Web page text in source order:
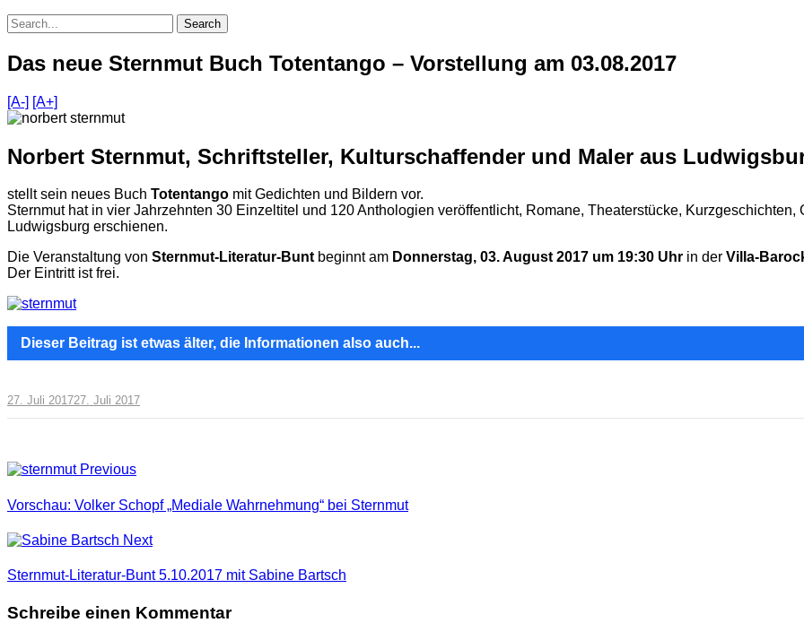
Das neue Sternmut Buch Totentango – Vorstellung am 03.08.2017
[A-] [A+]
Norbert Sternmut, Schriftsteller, Kulturschaffender und Maler aus
stellt sein neues Buch Totentango mit Gedichten und Bildern vor.
Sternmut hat in vier Jahrzehnten 30 Einzeltitel und 120 Anthologien veröffentlicht, Romane, Theaterstücke,
Ludwigsburg erschienen.
Die Veranstaltung von Sternmut-Literatur-Buntbeginnt am Donnerstag, 03. August 2017 um 19:30 Uhr in der Villa-
Der Eintritt ist frei.
Dieser Beitrag ist etwas älter, die Informationen also auch...
27. Juli 201727. Juli 2017
Previous
Vorschau: Volker Schopf „Mediale Wahrnehmung“ bei Sternmut
Next
Sternmut-Literatur-Bunt 5.10.2017 mit Sabine Bartsch
Schreibe einen Kommentar